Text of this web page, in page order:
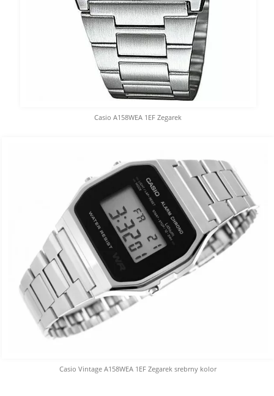
Casio A158WEA 1EF Zegarek
Casio Vintage A158WEA 1EF Zegarek srebrny kolor